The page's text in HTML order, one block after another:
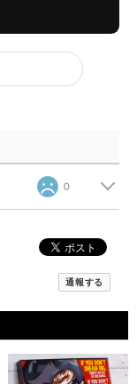
0
通報する